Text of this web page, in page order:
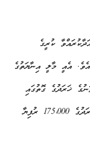
ކުރީގެ
ރުފިޔާ ލިބެއެވެ. އެއީ މާލީ އިނާޔަތުގެ
ތަނުގެ ޚަރަދުގެ ގޮތުގައި
50،000 ރުފިޔާ އަދި އޮފީސް ހިންގުމުގެ ޚަރަދުގެ 175،000 ރުފިޔާ